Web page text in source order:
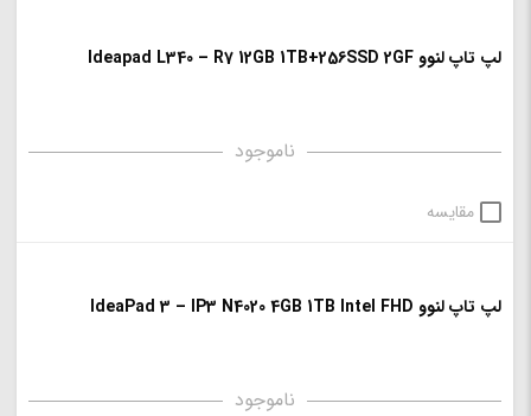
لپ تاپ لنوو Ideapad L340 – R7 12GB 1TB+256SSD 2GF
ناموجود
مقایسه
لپ تاپ لنوو IdeaPad 3 – IP3 N4020 4GB 1TB Intel FHD
ناموجود